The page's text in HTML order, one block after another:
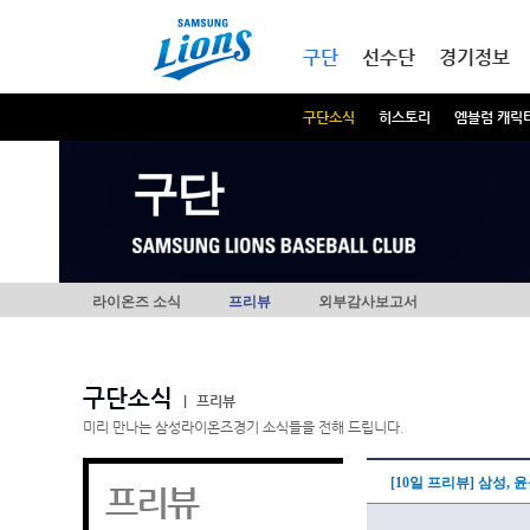
구단
구단소식 히스토리 엠블럼 캐릭
선수단 경기정보
구단
라이온즈 소식 프리뷰 외부감사보고서
구단소식
프리뷰
미리 만나는 삼성라이온즈경기 소식들을 전해 드립니다.
프리뷰 [10일 프리뷰] 삼성,